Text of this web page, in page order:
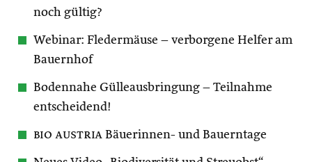
noch gültig?
Webinar: Fledermäuse – verborgene Helfer am
Bauernhof
Bodennahe Gülleausbringung – Teilnahme
entscheidend!
bio austria Bäuerinnen- und Bauerntage